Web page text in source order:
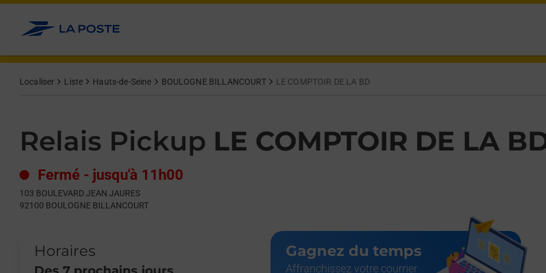
Allez au contenu
Localiser Liste Hauts-de-Seine BOULOGNE BILLANCOURT LE COMPTOIR DE LA BD
Relais Pickup LE COMPTOIR DE LA
Fermé - jusqu'à 11h00
103 BOULEVARD JEAN JAURES
92100 BOULOGNE BILLANCOURT
Horaires
Day of the WeekHours
Gagnez du temps
Affranchissez votre courrier
Get directions to Relais Pickup at 103 BOULEVARD JEAN JAURES BOULOGNE BILLANCOURT,
lien s'ouvre dans un nouvel onglet